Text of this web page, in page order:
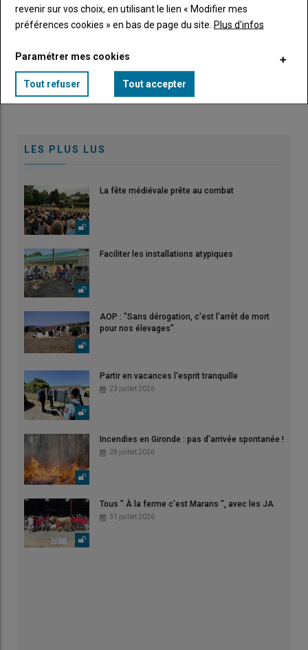
La charentaise promeut le savoir-faire français
Patrimoine plus que trois fois centenaire, la Charentaise s'est
exposée au palais de l'Elysée pour la Grande…
LES PLUS LUS
La fête médiévale prête au combat
Faciliter les installations atypiques
AOP : "Sans dérogation, c'est l'arrêt de mort
pour nos élevages"
Partir en vacances l'esprit tranquille
23 juillet 2026
Incendies en Gironde : pas d'arrivée spontanée !
28 juillet 2026
Tous " À la ferme c'est Marans ", avec les JA
31 juillet 2026
revenir sur vos choix, en utilisant le lien « Modifier mes
préférences cookies » en bas de page du site. Plus d'infos
Paramétrer mes cookies
Tout refuser Tout accepter